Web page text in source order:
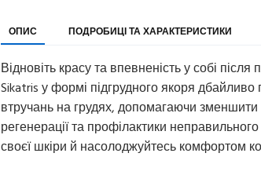
ОПИС ПОДРОБИЦІ ТА ХАРАКТЕРИСТИКИ
Відновіть красу та впевненість у собі
Sikatris у формі підгрудного якоря дбайливо
втручань на грудях, допомагаючи зменшити
регенерації та профілактики
своєї шкіри й насолоджуйтесь комфортом